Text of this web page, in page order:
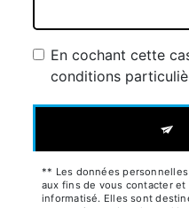
En cochant cette
conditions
** Les données
aux fins de vous contacter
informatisé. Elles sont